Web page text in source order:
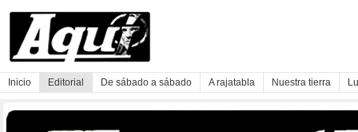
Inicio Editorial De sábado a sábado A rajatabla Nuestra tierra